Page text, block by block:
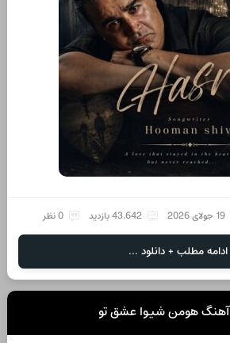
19 جولای 2026 43,642 بازدید 0 نظر
ادامه مطلب + دانلود ...
آهنگ هومن شیوا عشق تو